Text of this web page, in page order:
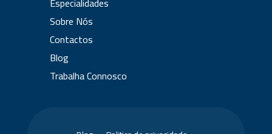
Sobre Nós
Contactos
Blog
Trabalha Connosco